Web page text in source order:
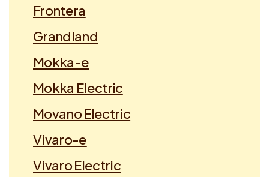
Frontera
Grandland
Mokka-e
Mokka Electric
Movano Electric
Vivaro-e
Vivaro Electric